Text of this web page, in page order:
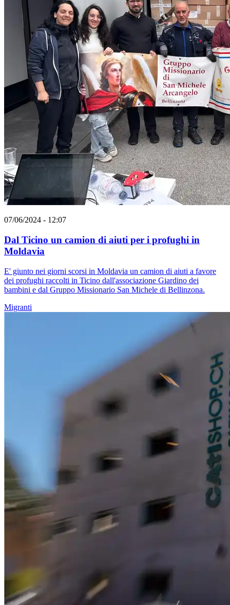
07/06/2024 - 12:07
Dal Ticino un camion di aiuti per i profughi in
Moldavia
E' giunto nei giorni scorsi in Moldavia un camion di aiuti a favore
dei profughi raccolti in Ticino dall'associazione Giardino dei
bambini e dal Gruppo Missionario San Michele di Bellinzona.
Migranti